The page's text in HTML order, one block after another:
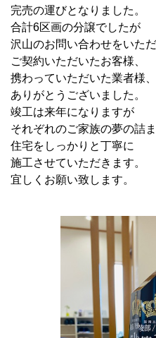
完売の運びとなりました。
合計6区画の分譲でしたが
沢山のお問い合わせをいただ
ご契約いただいたお客様、
携わっていただいた業者様、
ありがとうございました。
竣工は来年になりますが
それぞれのご家族の夢の詰
住宅をしっかりと丁寧に
施工させていただきます。
宜しくお願い致します。